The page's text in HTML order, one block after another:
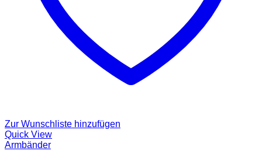
Zur Wunschliste hinzufügen
Quick View
Armbänder